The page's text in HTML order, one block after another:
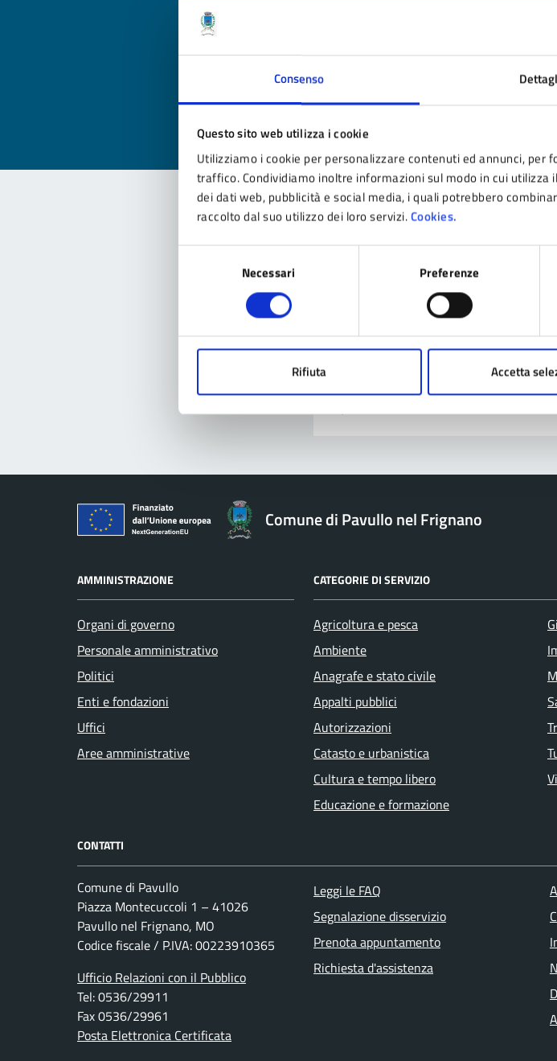
Consenso
Questo sito web utilizza i cookie
Utilizziamo i cookie per personalizzare contenuti ed annunci,
traffico. Condividiamo inoltre informazioni sul modo in cui
dei dati web, pubblicità e social media, i quali potrebbero
raccolto dal suo utilizzo dei loro servizi.Cookies.
Necessari Preferenze
Rifiuta Accetta
Leggi le domande frequenti
Richiedi assistenza
Prenota appuntamento
Comune di Pavullo nel Frignano
AMMINISTRAZIONE
Organi di governo
Personale amministrativo
Politici
Enti e fondazioni
Uffici
Aree amministrative
CATEGORIE DI SERVIZIO
Agricoltura e pesca
Ambiente
Anagrafe e stato civile
Appalti pubblici
Autorizzazioni
Catasto e urbanistica
Cultura e tempo libero
Educazione e formazione
CONTATTI
Comune di Pavullo
Piazza Montecuccoli 1 – 41026
Pavullo nel Frignano, MO
Codice fiscale / P.IVA: 00223910365
Ufficio Relazioni con il Pubblico
Tel: 0536/29911
Fax 0536/29961
Posta Elettronica Certificata
Leggi le FAQ
Segnalazione disservizio
Prenota appuntamento
Richiesta d'assistenza